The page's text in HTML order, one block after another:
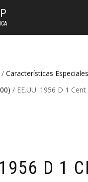
/ Características Especiales
/ EE.UU. 1956 D 1
D 1